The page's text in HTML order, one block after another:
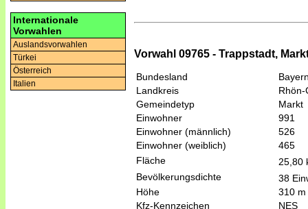
Internationale
Vorwahlen
Auslandsvorwahlen
Türkei
Österreich
Italien
Vorwahl 09765 - Trappstadt,
Bundesland
Landkreis
Rhön-
Gemeindetyp
Markt
Einwohner
991
Einwohner (männlich)
526
Einwohner (weiblich)
465
Fläche
25,80
Bevölkerungsdichte
38
Höhe
310 m
Kfz-Kennzeichen
NES